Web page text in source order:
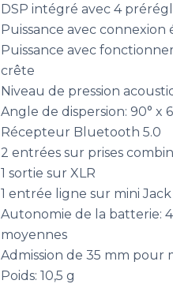
DSP intégré avec 4
Puissance avec
Puissance avec
crête
Niveau de pression
Angle de dispersion: 90° x
Récepteur Bluetooth 5.0
2 entrées sur prises
1 sortie sur XLR
1 entrée ligne sur mini
Autonomie de la batterie:
moyennes
Admission de 35 mm pour
Poids: 10,5 g